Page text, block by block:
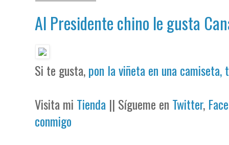
Al Presidente chino le gusta
Si te gusta,pon la viñeta en una camiseta,
Visita mi Tienda || Sígueme en Twitter,
conmigo